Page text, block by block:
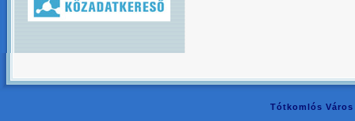
Tótkomlós